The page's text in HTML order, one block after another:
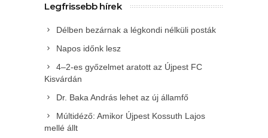
Legfrissebb hírek
Délben bezárnak a légkondi nélküli posták
Napos időnk lesz
4–2-es győzelmet aratott az Újpest FC
Kisvárdán
Dr. Baka András lehet az új államfő
Múltidéző: Amikor Újpest Kossuth Lajos
mellé állt